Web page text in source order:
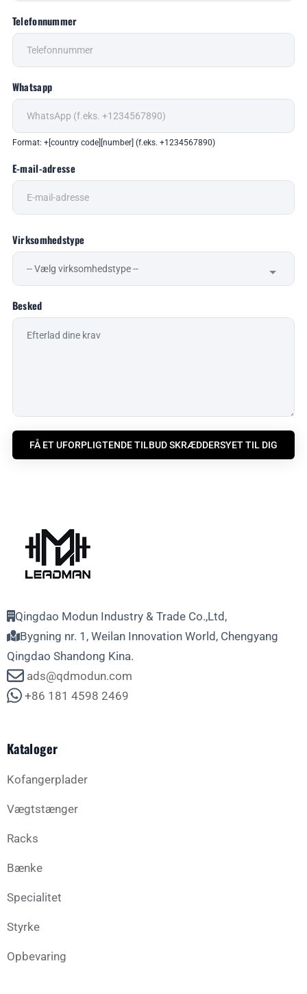
Telefonnummer
Whatsapp
Format: +[country code][number] (f.eks. +1234567890)
E-mail-adresse
Virksomhedstype
Besked
FÅ ET UFORPLIGTENDE TILBUD SKRÆDDERSYET TIL DIG
Qingdao Modun Industry & Trade Co.,Ltd,
Bygning nr. 1, Weilan Innovation World, Chengyang
Qingdao Shandong Kina.
ads@qdmodun.com
+86 181 4598 2469
Kataloger
Kofangerplader
Vægtstænger
Racks
Bænke
Specialitet
Styrke
Opbevaring